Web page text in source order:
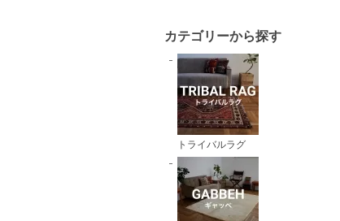
カテゴリーから探す
トライバルラグ